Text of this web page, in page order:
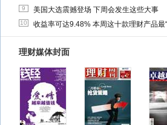
9 美国大选震撼登场 下周会发生这些大事
10 收益率可达9.48% 本周这十款理财产品最
理财媒体封面